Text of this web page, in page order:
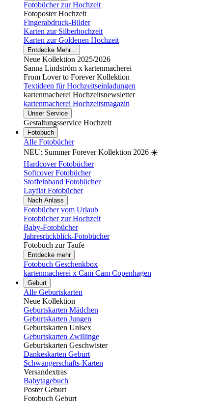
Fotobücher zur Hochzeit
Fotoposter Hochzeit
Fingerabdruck-Bilder
Karten zur Silberhochzeit
Karten zur Goldenen Hochzeit
Entdecke Mehr...
Neue Kollektion 2025/2026
Sanna Lindström x kartenmacherei
From Lover to Forever Kollektion
Textideen für Hochzeitseinladungen
kartenmacherei Hochzeitsnewsletter
kartenmacherei Hochzeitsmagazin
Unser Service
Gestaltungsservice Hochzeit
Fotobuch
Alle Fotobücher
NEU: Summer Forever Kollektion 2026 ☀️
Hardcover Fotobücher
Softcover Fotobücher
Stoffeinband Fotobücher
Layflat Fotobücher
Nach Anlass
Fotobücher vom Urlaub
Fotobücher zur Hochzeit
Baby-Fotobücher
Jahresrückblick-Fotobücher
Fotobuch zur Taufe
Entdecke mehr
Fotobuch Geschenkbox
kartenmacherei x Cam Cam Copenhagen
Geburt
Alle Geburtskarten
Neue Kollektion
Geburtskarten Mädchen
Geburtskarten Jungen
Geburtskarten Unisex
Geburtskarten Zwillinge
Geburtskarten Geschwister
Dankeskarten Geburt
Schwangerschafts-Karten
Versandextras
Babytagebuch
Poster Geburt
Fotobuch Geburt